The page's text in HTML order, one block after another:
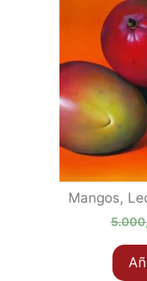
Mangos,